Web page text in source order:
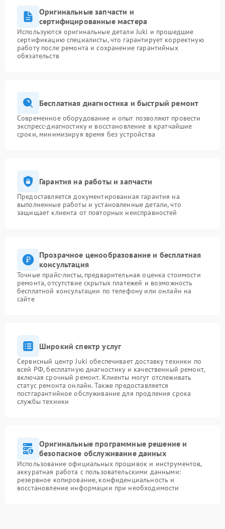
Оригинальные запчасти и
сертифицированные мастера
Используются оригинальные детали Juki и прошедшие
сертификацию специалисты, что гарантирует корректную
работу после ремонта и сохранение гарантийных
обязательств
Бесплатная диагностика и быстрый ремонт
Современное оборудование и опыт позволяют провести
экспресс-диагностику и восстановление в кратчайшие
сроки, минимизируя время без устройства
Гарантия на работы и запчасти
Предоставляется документированная гарантия на
выполненные работы и установленные детали, что
защищает клиента от повторных неисправностей
Прозрачное ценообразование и бесплатная
консультация
Точные прайс-листы, предварительная оценка стоимости
ремонта, отсутствие скрытых платежей и возможность
бесплатной консультации по телефону или онлайн на
сайте
Широкий спектр услуг
Сервисный центр Juki обеспечивает доставку техники по
всей РФ, бесплатную диагностику и качественный ремонт,
включая срочный ремонт. Клиенты могут отслеживать
статус ремонта онлайн. Также предоставляется
постгарантийное обслуживание для продления срока
службы техники
Оригинальные программные решение и
безопасное обслуживание данных
Использование официальных прошивок и инструментов,
аккуратная работа с пользовательскими данными:
резервное копирование, конфиденциальность и
восстановление информации при необходимости